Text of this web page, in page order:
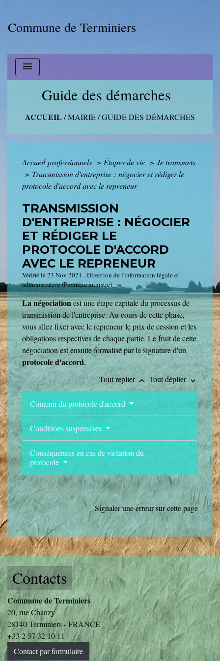
Commune de Terminiers
menu
Guide des démarches
ACCUEIL /MAIRIE/GUIDE DES DÉMARCHES
Accueil professionnels > Étapes de vie > Je transmets
> Transmission d'entreprise : négocier et rédiger le
protocole d'accord avec le repreneur
TRANSMISSION
D'ENTREPRISE : NÉGOCIER
ET RÉDIGER LE
PROTOCOLE D'ACCORD
AVEC LE REPRENEUR
Vérifié le 23 Nov 2021 - Direction de l'information légale et
administrative (Première ministre)
La négociationest une étape capitale du processus de
transmission de l'entreprise. Au cours de cette phase,
vous allez fixer avec le repreneur le prix de cession et les
obligations respectives de chaque partie. Le fruit de cette
négociation est ensuite formalisé par la signature d'un
protocole d'accord.
Tout replier keyboard_arrow_up Tout déplier keyboard_arrow_down
Contenu du protocole d'accord
Conditions suspensives
Conséquences en cas de violation du
protocole
Signaler une erreur sur cette page
Contacts
Commune de Terminiers
20, rue Chanzy
28140 Terminiers - FRANCE
+33 2 37 32 10 11
Contact par formulaire